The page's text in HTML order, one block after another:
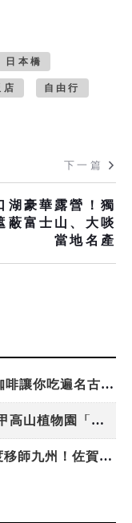
日本橋
店 自由行
下一篇
湖豪華露營！獨
蔽富士山、大啖
當地名產
台灣吃不到！和風版KOMEDA咖啡讓你吃遍名古屋在地美食
稀有「飛天白鷺」綻放！神戶六甲高山植物園「鷺草」珍貴現身
220萬人次朝聖「吉卜力展」首度移師九州！佐賀站早鳥平日套票8/10搶先開賣